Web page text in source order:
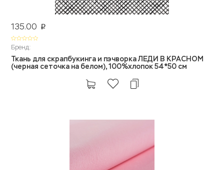
135.00 p
Бренд:
Ткань для скрапбукинга и пэчворка ЛЕДИ В КРАСНОМ
(черная сеточка на белом), 100%хлопок 54*50 см